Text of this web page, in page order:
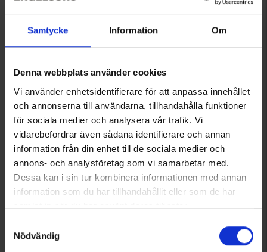
Samtycke Information Om
Denna webbplats använder cookies
Vi använder enhetsidentifierare för att anpassa innehållet
och annonserna till användarna, tillhandahålla funktioner
för sociala medier och analysera vår trafik. Vi
vidarebefordrar även sådana identifierare och annan
information från din enhet till de sociala medier och
annons- och analysföretag som vi samarbetar med.
Dessa kan i sin tur kombinera informationen med annan
information som du har tillhandahållit eller som de har
samlat in när du har använt deras tjänster.
Nödvändig
Brokared
1817
Bewertung: 4.4 von 5 Sternen
Brokared
1768
Bewertung:
6748